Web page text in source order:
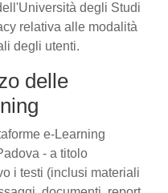
degli Studi
relativa alle modalità
degli utenti.
delle
e-Learning
- a titolo
i testi (inclusi materiali